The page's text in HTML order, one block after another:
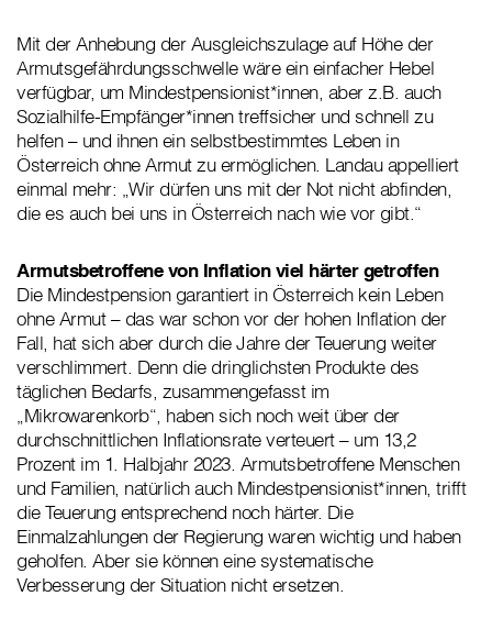
Mit der Anhebung der Ausgleichszulage auf Höhe der
Armutsgefährdungsschwelle wäre ein einfacher Hebel
verfügbar, um Mindestpensionist*innen, aber z.B. auch
Sozialhilfe-Empfänger*innen treffsicher und schnell zu
helfen – und ihnen ein selbstbestimmtes Leben in
Österreich ohne Armut zu ermöglichen. Landau appelliert
einmal mehr: „Wir dürfen uns mit der Not nicht abfinden,
die es auch bei uns in Österreich nach wie vor gibt.“
Armutsbetroffene von Inflation viel härter getroffen
Die Mindestpension garantiert in Österreich kein Leben
ohne Armut – das war schon vor der hohen Inflation der
Fall, hat sich aber durch die Jahre der Teuerung weiter
verschlimmert. Denn die dringlichsten Produkte des
täglichen Bedarfs, zusammengefasst im
„Mikrowarenkorb“, haben sich noch weit über der
durchschnittlichen Inflationsrate verteuert – um 13,2
Prozent im 1. Halbjahr 2023. Armutsbetroffene Menschen
und Familien, natürlich auch Mindestpensionist*innen, trifft
die Teuerung entsprechend noch härter. Die
Einmalzahlungen der Regierung waren wichtig und haben
geholfen. Aber sie können eine systematische
Verbesserung der Situation nicht ersetzen.